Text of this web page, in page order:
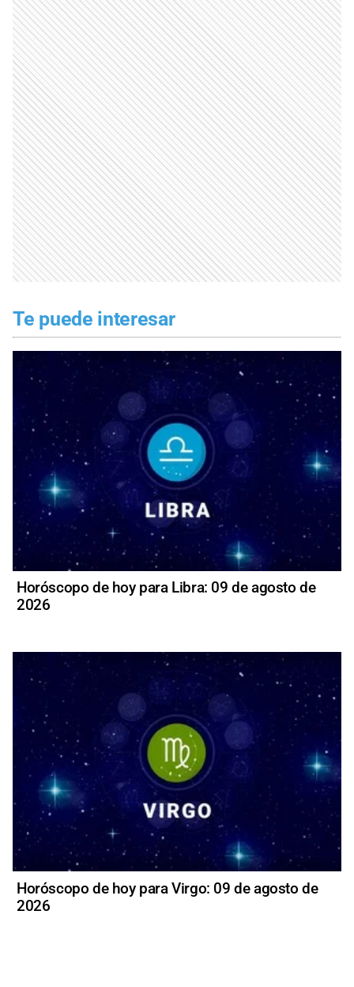
Te puede interesar
Horóscopo de hoy para Libra: 09 de agosto de
2026
Horóscopo de hoy para Virgo: 09 de agosto de
2026